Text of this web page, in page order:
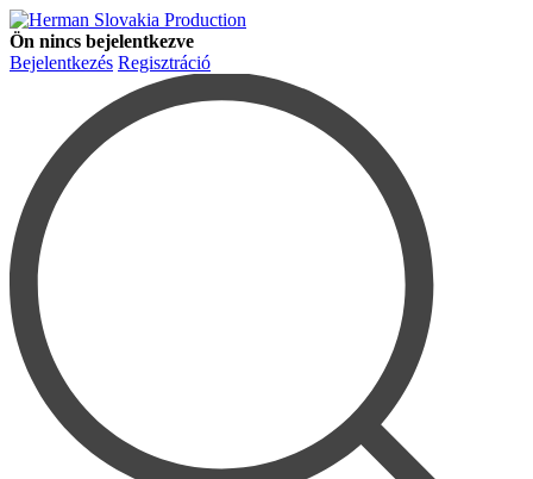
Ön nincs bejelentkezve
Bejelentkezés Regisztráció